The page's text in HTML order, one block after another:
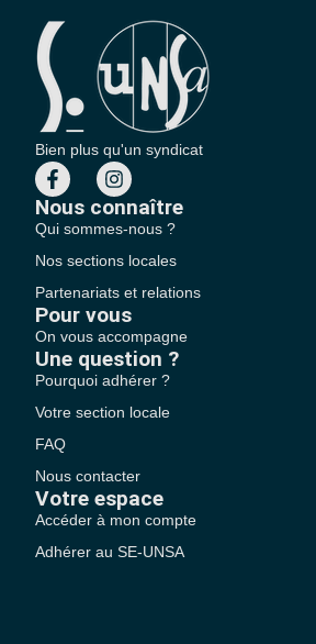
Bien plus qu'un syndicat
Nous connaître
Qui sommes-nous ?
Nos sections locales
Partenariats et relations
Pour vous
On vous accompagne
Une question ?
Pourquoi adhérer ?
Votre section locale
FAQ
Nous contacter
Votre espace
Accéder à mon compte
Adhérer au SE-UNSA